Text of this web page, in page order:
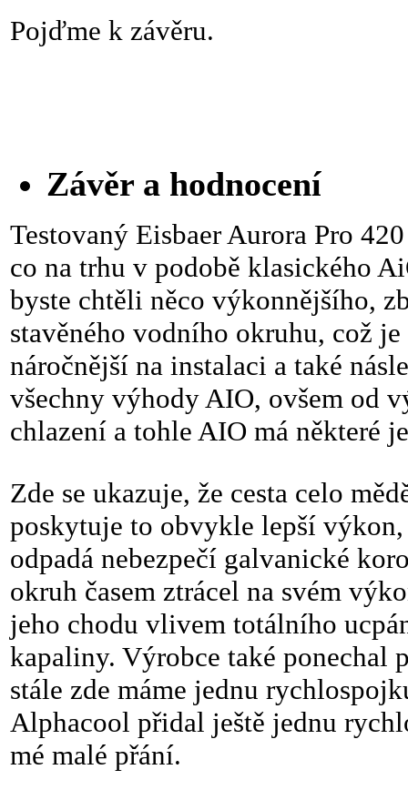
Pojďme k závěru.
Závěr a hodnocení
Testovaný Eisbaer Aurora Pro
co na trhu v podobě klasického
byste chtěli něco výkonnějšího,
stavěného vodního okruhu, což
náročnější na instalaci a také
všechny výhody AIO, ovšem od
chlazení a tohle AIO má některé
Zde se ukazuje, že cesta celo
poskytuje to obvykle lepší
odpadá nebezpečí galvanické
okruh časem ztrácel na svém
jeho chodu vlivem totálního
kapaliny. Výrobce také ponechal
stále zde máme jednu
Alphacool přidal ještě jednu
mé malé přání.